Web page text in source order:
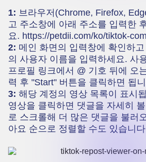
1: 브라우저(Chrome, Firefox,
고 주소창에 아래 주소를 입력한
요. https://petdii.com/ko/tiktok-
2: 메인 화면의 입력창에 확인하
의 사용자 이름을 입력하세요. 사
프로필 링크에서 @ 기호 뒤에 오
력 후 "Start" 버튼을 클릭하면 됩
3: 해당 계정의 영상 목록이 표시
영상을 클릭하면 댓글을 자세히
로 스크롤해 더 많은 댓글을 불러
아요 순으로 정렬할 수도 있습니